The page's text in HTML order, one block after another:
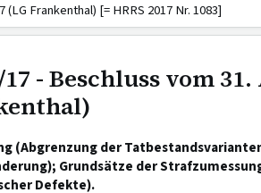
(LG Frankenthal) [= HRRS 2017 Nr. 1083]
17 - Beschluss vom
(Abgrenzung der
Grundsätze der
Defekte).